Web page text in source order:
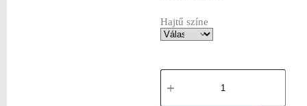
Hajtű színe